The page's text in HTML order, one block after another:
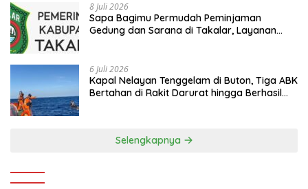
8 Juli 2026
Sapa Bagimu Permudah Peminjaman
Gedung dan Sarana di Takalar, Layanan
6 Juli 2026
Kapal Nelayan Tenggelam di Buton, Tiga ABK
Bertahan di Rakit Darurat hingga Berhasil
Selengkapnya